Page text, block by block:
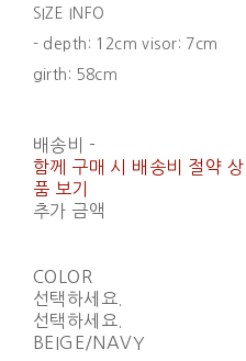
SIZE INFO
- depth: 12cm visor: 7cm
girth: 58cm
배송비 -
함께 구매 시 배송비 절약 상
품 보기
추가 금액
COLOR
선택하세요.
선택하세요.
BEIGE/NAVY